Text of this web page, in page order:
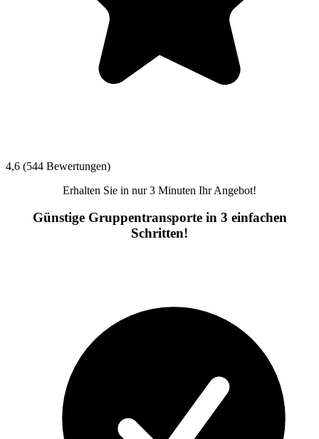
4,6 (544 Bewertungen)
Erhalten Sie in nur 3 Minuten Ihr Angebot!
Günstige Gruppentransporte in 3 einfachen
Schritten!